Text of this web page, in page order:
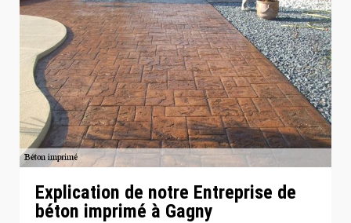
Explication de notre Entreprise de
béton imprimé à Gagny